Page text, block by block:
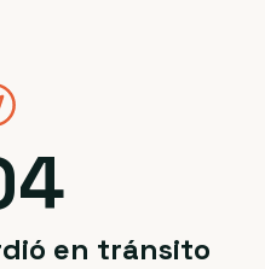
en tránsito